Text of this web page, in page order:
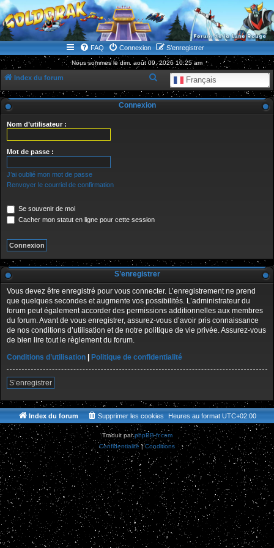
WWW.GOLDORAKGO.COM
le site de la Lune Rouge
FAQ Connexion S’enregistrer
Nous sommes le dim. août 09, 2026 10:25 am
Index du forum Français
e
Connexion
Nom d’utilisateur :
Mot de passe :
J’ai oublié mon mot de passe
Renvoyer le courriel de confirmation
Se souvenir de moi
Cacher mon statut en ligne pour cette session
S’enregistrer
Vous devez être enregistré pour vous connecter. L’enregistrement ne prend
que quelques secondes et augmente vos possibilités. L’administrateur du
forum peut également accorder des permissions additionnelles aux membres
du forum. Avant de vous enregistrer, assurez-vous d’avoir pris connaissance
de nos conditions d’utilisation et de notre politique de vie privée. Assurez-vous
de bien lire tout le règlement du forum.
Conditions d’utilisation
Politique de confidentialité
S’enregistrer
Index du forum Heures au format UTC+02:00
Supprimer les cookies
Traduit parphpBB-fr.com
Confidentialité |Conditions